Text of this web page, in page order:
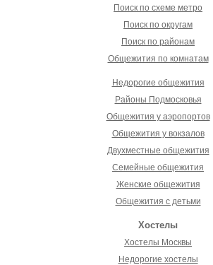
Поиск по схеме метро
Поиск по округам
Поиск по районам
Общежития по комнатам
Недорогие общежития
Районы Подмосковья
Общежития у аэропортов
Общежития у вокзалов
Двухместные общежития
Семейные общежития
Женские общежития
Общежития с детьми
Хостелы
Хостелы Москвы
Недорогие хостелы